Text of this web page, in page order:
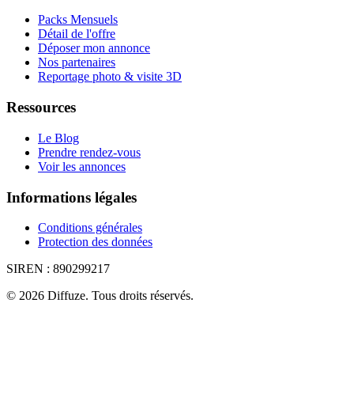
Packs Mensuels
Détail de l'offre
Déposer mon annonce
Nos partenaires
Reportage photo & visite 3D
Ressources
Le Blog
Prendre rendez-vous
Voir les annonces
Informations légales
Conditions générales
Protection des données
SIREN : 890299217
© 2026 Diffuze. Tous droits réservés.